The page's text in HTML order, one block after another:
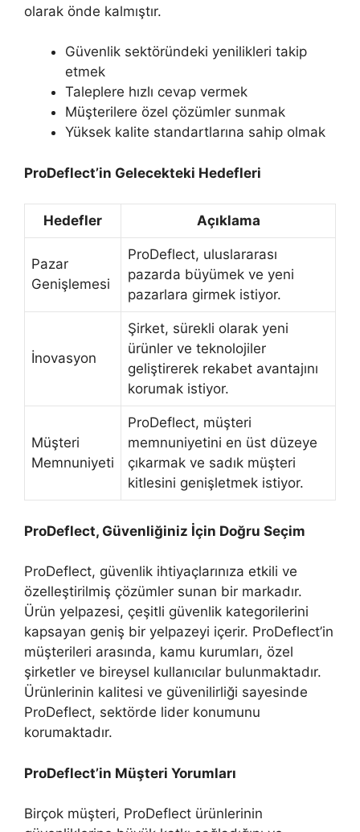
olarak önde kalmıştır.
Güvenlik sektöründeki yenilikleri takip
etmek
Taleplere hızlı cevap vermek
Müşterilere özel çözümler sunmak
Yüksek kalite standartlarına sahip olmak
ProDeflect’in Gelecekteki Hedefleri
Hedefler Açıklama
Pazar
Genişlemesi
ProDeflect, uluslararası
pazarda büyümek ve yeni
pazarlara girmek istiyor.
İnovasyon
Şirket, sürekli olarak yeni
ürünler ve teknolojiler
geliştirerek rekabet avantajını
korumak istiyor.
Müşteri
Memnuniyeti
ProDeflect, müşteri
memnuniyetini en üst düzeye
çıkarmak ve sadık müşteri
kitlesini genişletmek istiyor.
ProDeflect, Güvenliğiniz İçin Doğru Seçim
ProDeflect, güvenlik ihtiyaçlarınıza etkili ve
özelleştirilmiş çözümler sunan bir markadır.
Ürün yelpazesi, çeşitli güvenlik kategorilerini
kapsayan geniş bir yelpazeyi içerir. ProDeflect’in
müşterileri arasında, kamu kurumları, özel
şirketler ve bireysel kullanıcılar bulunmaktadır.
Ürünlerinin kalitesi ve güvenilirliği sayesinde
ProDeflect, sektörde lider konumunu
korumaktadır.
ProDeflect’in Müşteri Yorumları
Birçok müşteri, ProDeflect ürünlerinin